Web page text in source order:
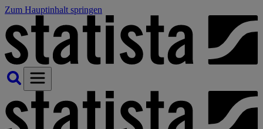
Zum Hauptinhalt springen